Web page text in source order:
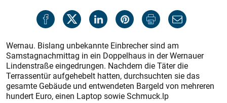
Wernau. Bislang unbekannte Einbrecher sind am
Samstagnachmittag in ein Doppelhaus in der Wernauer
Lindenstraße eingedrungen. Nachdem die Täter die
Terrassentür aufgehebelt hatten, durchsuchten sie das
gesamte Gebäude und entwendeten Bargeld von mehreren
hundert Euro, einen Laptop sowie Schmuck.lp